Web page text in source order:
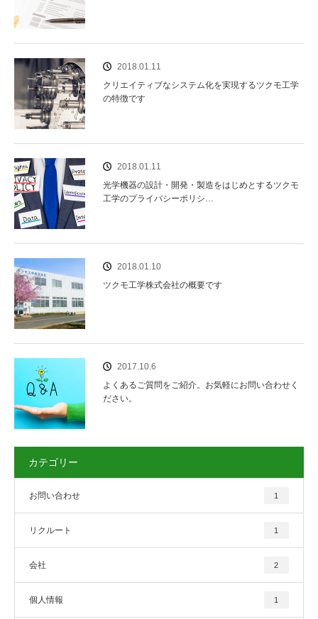
2018.01.11
クリエイティブなシステム化を実現するツクモ工学
の特徴です
2018.01.11
光学機器の設計・開発・製造をはじめとするツクモ
工学のプライバシーポリシ…
2018.01.10
ツクモ工学株式会社の概要です
2017.10.6
よくあるご質問をご紹介。お気軽にお問い合わせく
ださい。
カテゴリー
お問い合わせ 1
リクルート 1
会社 2
個人情報 1